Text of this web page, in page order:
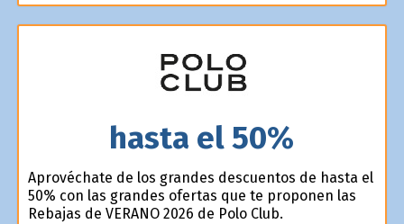
hasta el 50%
Aprovéchate de los grandes descuentos de hasta el
50% con las grandes ofertas que te proponen las
Rebajas de VERANO 2026 de Polo Club.